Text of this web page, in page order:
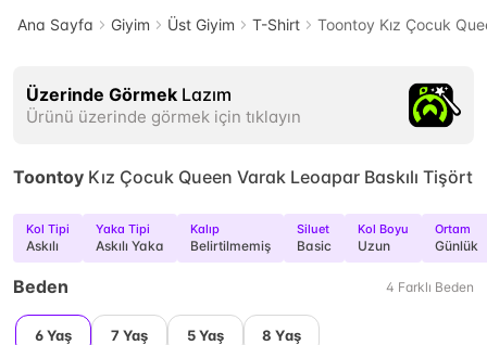
Ana Sayfa Giyim Üst Giyim T-Shirt Toontoy Kız Çocuk
Üzerinde Görmek Lazım
Ürünü üzerinde görmek için tıklayın
Toontoy Kız Çocuk Queen Varak Leoapar Baskılı Tişört
Kol Tipi
Askılı
Yaka Tipi
Askılı Yaka
Kalıp
Belirtilmemiş
Siluet
Basic
Kol Boyu
Uzun
Ortam
Günlük
Beden 4 Farklı Beden
6 Yaş 7 Yaş 5 Yaş 8 Yaş